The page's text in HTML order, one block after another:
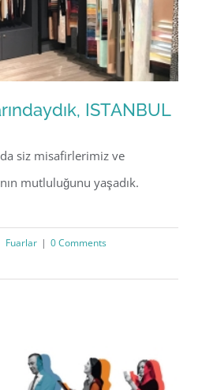
ISTANBUL
siz misafirlerimiz ve
mutluluğunu yaşadık.
Fuarlar | 0 Comments